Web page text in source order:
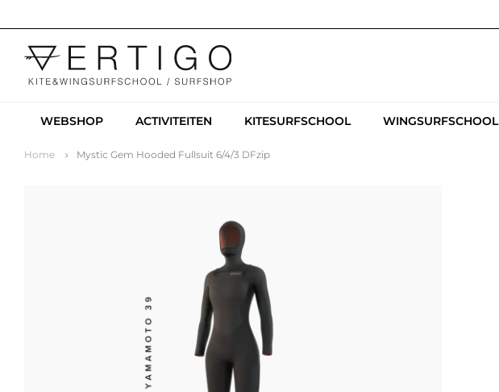
WEBSHOP ACTIVITEITEN KITESURFSCHOOL WINGSURFSCHOOL
Home Mystic Gem Hooded Fullsuit 6/4/3 DFzip